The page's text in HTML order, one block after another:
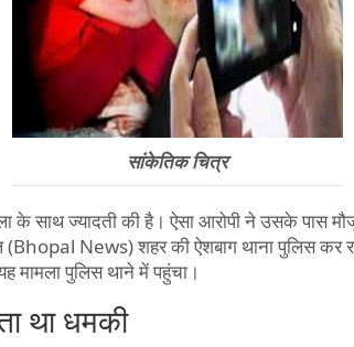
सांकेतिक चित्र
के साथ ज्यादती की है। ऐसा आरोपी ने उसके पास
(Bhopal News) शहर की ऐशबाग थाना पुलिस
मामला पुलिस थाने में पहुंचा।
था धमकी